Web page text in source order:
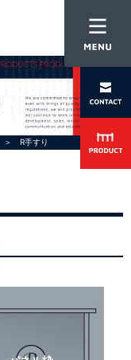
＞ R手すり